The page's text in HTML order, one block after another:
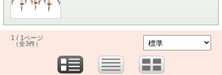
1 / 1ページ
（全3件）